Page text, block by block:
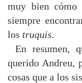
muy bien cómo
siempre
los truquis.
En resumen,
querido Andreu,
cosas que a los